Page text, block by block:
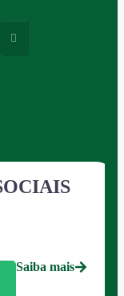
Saiba mais